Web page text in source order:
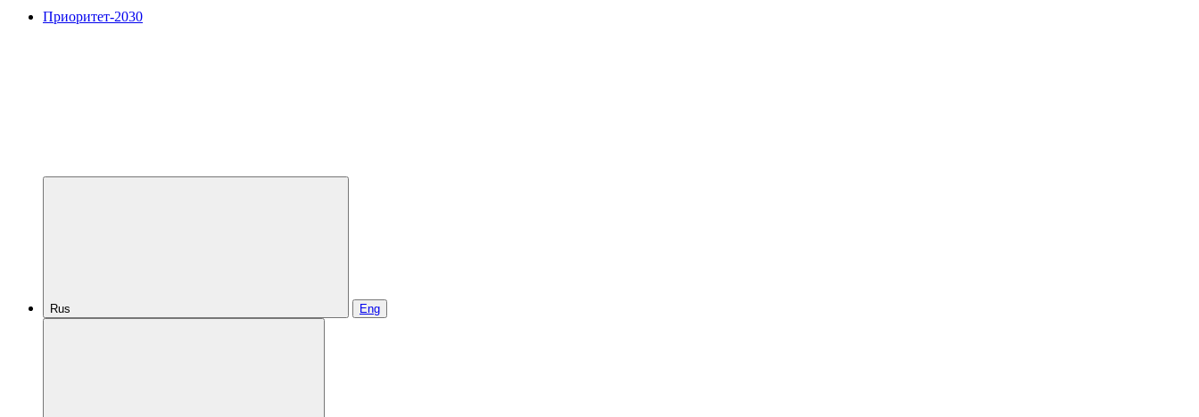
Приоритет-2030
Rus Eng